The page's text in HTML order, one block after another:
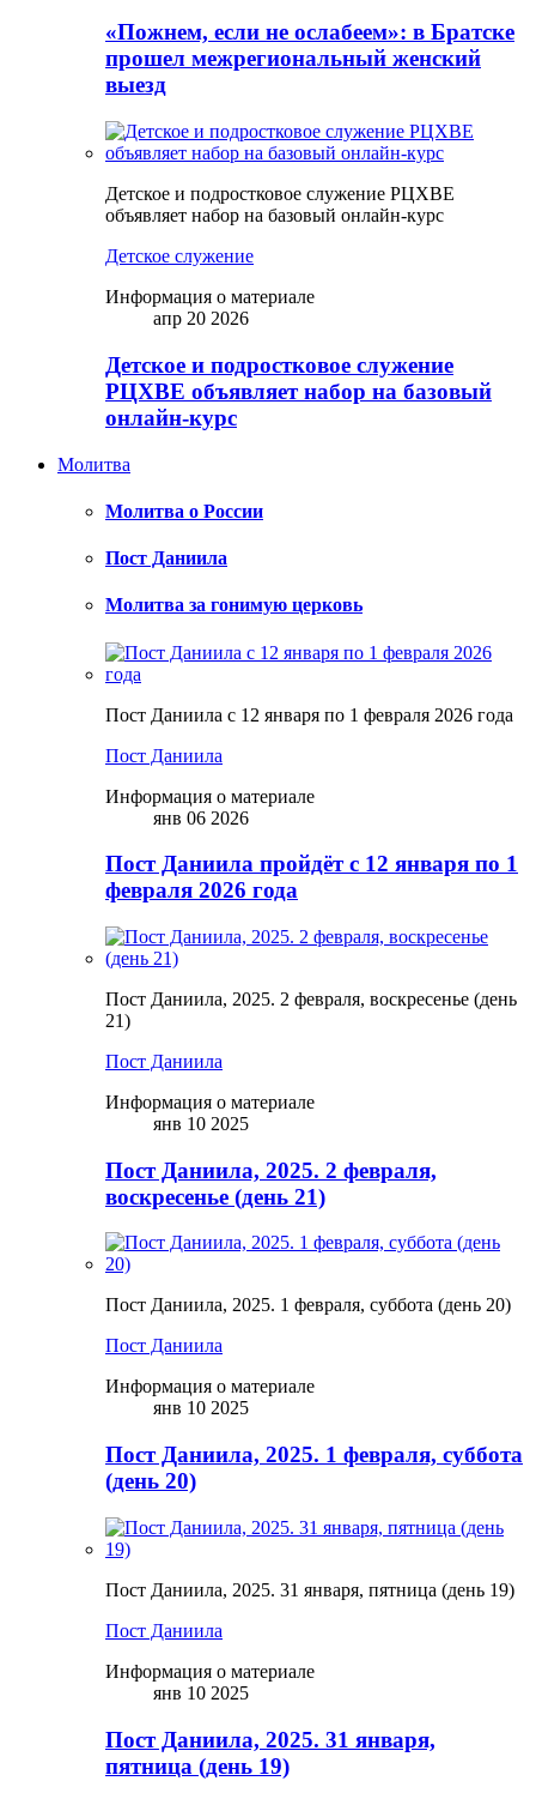
«Пожнем, если не ослабеем»: в Братске
прошел межрегиональный женский
выезд
Детское и подростковое служение РЦХВЕ
объявляет набор на базовый онлайн-курс
Детское служение
Информация о материале
апр 20 2026
Детское и подростковое служение
РЦХВЕ объявляет набор на базовый
онлайн-курс
Молитва
Молитва о России
Пост Даниила
Молитва за гонимую церковь
Пост Даниила с 12 января по 1 февраля 2026 года
Пост Даниила
Информация о материале
янв 06 2026
Пост Даниила пройдёт с 12 января по 1
февраля 2026 года
Пост Даниила, 2025. 2 февраля, воскресенье (день
21)
Пост Даниила
Информация о материале
янв 10 2025
Пост Даниила, 2025. 2 февраля,
воскресенье (день 21)
Пост Даниила, 2025. 1 февраля, суббота (день 20)
Пост Даниила
Информация о материале
янв 10 2025
Пост Даниила, 2025. 1 февраля, суббота
(день 20)
Пост Даниила, 2025. 31 января, пятница (день 19)
Пост Даниила
Информация о материале
янв 10 2025
Пост Даниила, 2025. 31 января,
пятница (день 19)